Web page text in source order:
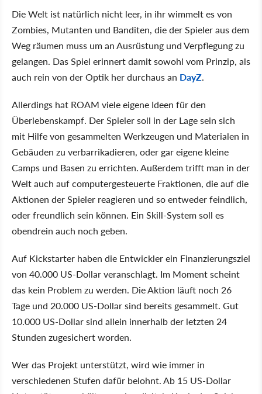
Die Welt ist natürlich nicht leer, in ihr wimmelt es von
Zombies, Mutanten und Banditen, die der Spieler aus dem
Weg räumen muss um an Ausrüstung und Verpflegung zu
gelangen. Das Spiel erinnert damit sowohl vom Prinzip, als
auch rein von der Optik her durchaus an DayZ.
Allerdings hat ROAM viele eigene Ideen für den
Überlebenskampf. Der Spieler soll in der Lage sein sich
mit Hilfe von gesammelten Werkzeugen und Materialen in
Gebäuden zu verbarrikadieren, oder gar eigene kleine
Camps und Basen zu errichten. Außerdem trifft man in der
Welt auch auf computergesteuerte Fraktionen, die auf die
Aktionen der Spieler reagieren und so entweder feindlich,
oder freundlich sein können. Ein Skill-System soll es
obendrein auch noch geben.
Auf Kickstarter haben die Entwickler ein Finanzierungsziel
von 40.000 US-Dollar veranschlagt. Im Moment scheint
das kein Problem zu werden. Die Aktion läuft noch 26
Tage und 20.000 US-Dollar sind bereits gesammelt. Gut
10.000 US-Dollar sind allein innerhalb der letzten 24
Stunden zugesichert worden.
Wer das Projekt unterstützt, wird wie immer in
verschiedenen Stufen dafür belohnt. Ab 15 US-Dollar